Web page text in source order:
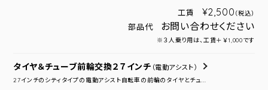
工賃 ¥2,500 （税込）
部品代 お問い合わせください
※３人乗り用は、工賃＋￥1,000です
タイヤ＆チューブ前輪交換２７インチ （電動アシスト）
27インチのシティタイプの電動アシスト自転車の前輪のタイヤとチュ...